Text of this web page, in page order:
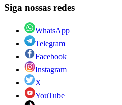
Siga nossas redes
WhatsApp
Telegram
Facebook
Instagram
X
YouTube